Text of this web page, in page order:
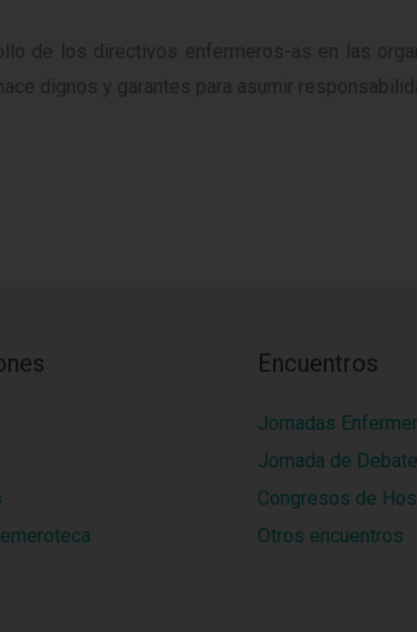
de los directivos enfermeros-as en las
dignos y garantes para asumir
Encuentros
Jornadas
Jornada de Debate
Congresos de
Otros encuentros